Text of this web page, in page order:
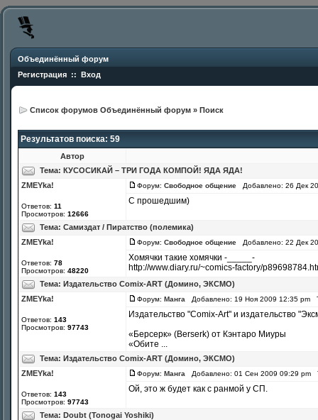
Объединённый форум
Регистрация :: Вход
Список форумов Объединённый форум » Поиск
Результатов поиска: 59
Автор
Тема: КУСОСИКАЙ – ТРИ ГОДА КОМПОЙ! ЯДА ЯДА!
ZMEYka!
Ответов: 11
Просмотров: 12666
Форум: Свободное общение Добавлено: 26 Дек
С прошедшим)
Тема: Самиздат / Пиратство (полемика)
ZMEYka!
Ответов: 78
Просмотров: 48220
Форум: Свободное общение Добавлено: 22 Дек
Хомячки такие хомячки -_____-
http://www.diary.ru/~comics-factory/
Тема: Издательство Comix-ART (Домино, ЭКСМО)
ZMEYka!
Ответов: 143
Просмотров: 97743
Форум: Манга Добавлено: 19 Ноя 2009 12:35 pm
Издательство "Comix-Art" и издательство
«Берсерк» (Berserk) от Кэнтаро Миуры
«Обите ...
Тема: Издательство Comix-ART (Домино, ЭКСМО)
ZMEYka!
Ответов: 143
Просмотров: 97743
Форум: Манга Добавлено: 01 Сен 2009 09:29 pm
Ой, это ж будет как с ранмой у СП.
Тема: Doubt (Tonogai Yoshiki)